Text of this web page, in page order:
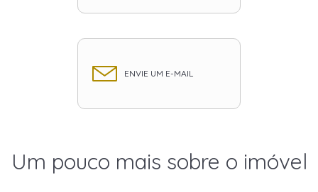
ENVIE UM E-MAIL
Um pouco mais sobre o imóvel